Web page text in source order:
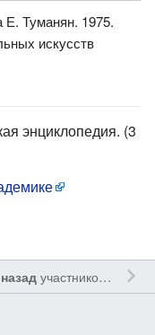
Е. Туманян. 1975.
искусств
энциклопедия. (3
участником